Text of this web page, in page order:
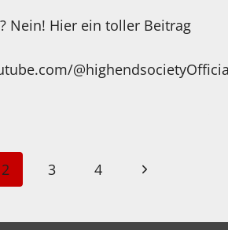
Nein! Hier ein toller Beitrag
2 3 4
Nächste